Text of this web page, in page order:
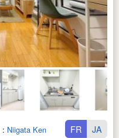
: Niigata Ken FR JA